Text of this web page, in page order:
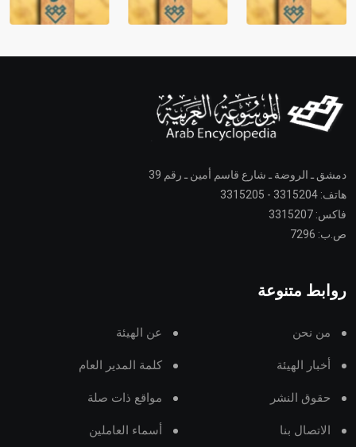
دمشق ـ الروضة ـ شارع قاسم أمين ـ رقم 39
هاتف: 3315204 - 3315205
فاكس: 3315207
ص.ب: 7296
روابط متنوعة
من نحن عن الهيئة
أخبار الهيئة كلمة المدير العام
حقوق النشر مواقع ذات صلة
الاتصال بنا أسماء العاملين